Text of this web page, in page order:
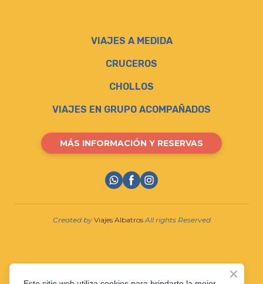
VIAJES A MEDIDA
CRUCEROS
CHOLLOS
VIAJES EN GRUPO ACOMPAÑADOS
MÁS INFORMACIÓN Y RESERVAS
Created by Viajes Albatros All rights Reserved